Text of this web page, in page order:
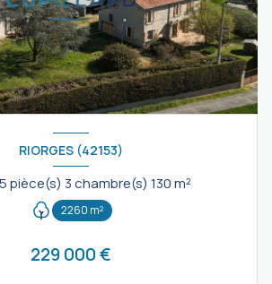
RIORGES (42153)
Maison 5 pièce(s) 3 chambre(s) 130 m²
2260 m²
229 000 €